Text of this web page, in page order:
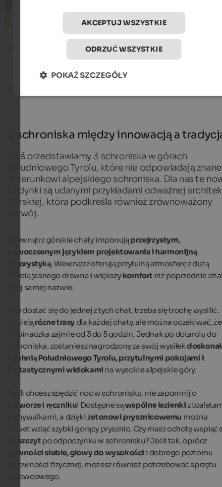
3 chaty między innowacją a tradycją
3 schroniska między innowacją a
Dziś przedstawiamy 3 schroniska w górach
Południowego Tyrolu, które nie odpowiadają
wizerunkowi alpejskiego schroniska. Dla nas te
budynki są udanymi przykładami odważnej
górskiej, która podkreśla również zrównoważony
rozwój.
Z zewnątrz górskie chaty imponująprzejrzystym,
nowoczesnym językiem projektowania i harmonijną
kolorystyką. Wewnątrz oferują przytulną atmosferę z dużą
ilością jasnego drewna i większykomfort niż poprzednie
o tej samej nazwie.
Aby dostać się do jednej z tych chat, trzeba się trochę wysilić.
Istniejąróżne trasy dla każdej chaty, ale można oczekiwać, że
wspinaczka zajmie od 3 do 5 godzin. Jednak po dotarciu do
schroniska, zostaniesz nagrodzony za swój wysiłek
kuchnią Południowego Tyrolu, przytulnymi pokojami i
fantastycznymi widokami na wysokie alpejskie góry.
Jeśli chcesz spędzić noc w schronisku, nie zapomnij o
śpiworze i ręczniku! Dostępne sąwspólne łazienki z
i umywalkami, a dziękiżetonowi prysznicowemu można
nawet wziąć szybki gorący prysznic. Czy masz ochotę wspiąć
szczyt po odpoczynku w schronisku? Jeśli tak, oprócz
pewności siebie, głowy do wysokości i dobrego poziomu
sprawności fizycznej, możesz również potrzebować sprzętu
lodowcowego.
AKCEPTUJ WSZYSTKIE
ODRZUĆ WSZYSTKIE
POKAŻ SZCZEGÓŁY